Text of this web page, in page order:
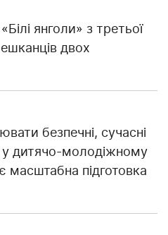
янголи» з третьої
двох
безпечні, сучасні
дитячо-молодіжному
масштабна підготовка